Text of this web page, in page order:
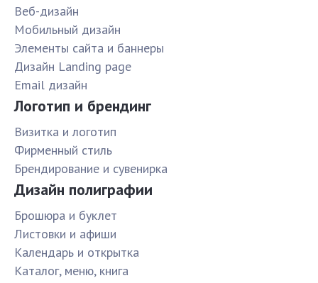
Веб-дизайн
Мобильный дизайн
Элементы сайта и баннеры
Дизайн Landing page
Email дизайн
Логотип и брендинг
Визитка и логотип
Фирменный стиль
Брендирование и сувенирка
Дизайн полиграфии
Брошюра и буклет
Листовки и афиши
Календарь и открытка
Каталог, меню, книга